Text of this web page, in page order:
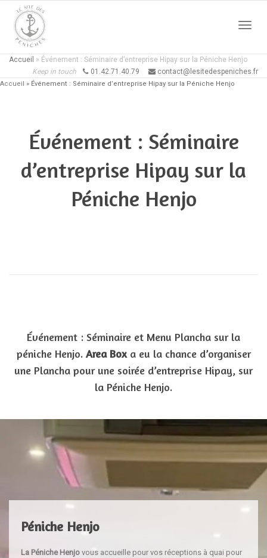
Accueil » Événement : Séminaire d’entreprise Hipay sur la Péniche Henjo
Keep in touch
01.42.71.40.79 contact@lesitedespeniches.fr
Accueil » Événement : Séminaire d’entreprise Hipay sur la Péniche Henjo
Événement : Séminaire
d’entreprise Hipay sur la
Péniche Henjo
Événement : Séminaire et Menu Plancha sur la
péniche Henjo. Area Boxa eu la chance d’organiser
une Plancha pour une soirée d’entreprise Hipay, sur
la Péniche Henjo.
Péniche Henjo
La Péniche Henjo vous accueille pour vos réceptions à quai pour